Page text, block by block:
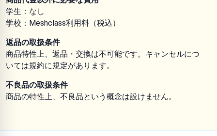
学生：なし
学校：Meshclass利用料（税込）
返品の取扱条件
商品特性上、返品・交換は不可能です。キャンセルにつ
いては規約に規定があります。
不良品の取扱条件
商品の特性上、不良品という概念は設けません。